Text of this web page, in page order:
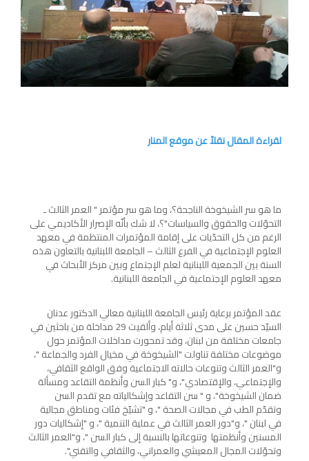
لقراءة المقال نقلاً عن موقع المنار
ما هو سر الشيخوخة الناجحة؟، وما هو سر مؤتمر " العمر الثالث ـ
التحوّلات والحقوق والسياسات"؟، لا شك بأنّه الإصرار الأكاديمي على
الرغم من كل التحدّيات على إقامة المؤتمرات المنتظمة في معهد
العلوم الإجتماعية في الفرع الثالث – الجامعة اللبنانية بالتعاون هذه
السنة بين الجمعية اللبنانية لعلم الإجتماع وبين مركز الأبحاث في
معهد العلوم الإجتماعية في الجامعة اللبنانية.
عقد المؤتمر برعاية رئيس الجامعة اللبنانية معالي الدكتور عدنان
السيّد حسين على مدى ثلاثة أيام، وألقيت 29 مداخلة من باحثين في
جامعات مختلفة من لبنان، وقد تمحورت مداخلات المؤتمر حول
موضوعات مختلفة تناولت "الشيخوخة في مخيال الفرد والجماعة "،
و"العمر الثالث وتنوعات حالاته الاجتماعية وفق الواقع الثقافي،
والإجتماعي، والإقتصادي"، و" كبار السن وأنظمة التقاعد ومسألة
ضمان الشيخوخة"، و " سن التقاعد وإشكالياته مع تقدم السن
وتقدّم الطب في مجالات الصحة "، و "تشيّخ فئات ومناطق مجالية
في لبنان "، و"دور العمر الثالث في عملية التنمية "، و "إشكاليات دور
المسنين وأنظمتها وتنوعاتها بالنسبة إلى كبار السن "، و"العمر الثالث
وتحوّلات المجال المعيشي والعمراني، والثقافي والتقني".